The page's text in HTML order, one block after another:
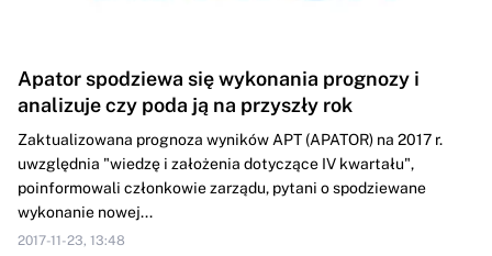
Apator spodziewa się wykonania prognozy i
analizuje czy poda ją na przyszły rok
Zaktualizowana prognoza wyników APT (APATOR) na 2017 r.
uwzględnia "wiedzę i założenia dotyczące IV kwartału",
poinformowali członkowie zarządu, pytani o spodziewane
wykonanie nowej...
2017-11-23, 13:48